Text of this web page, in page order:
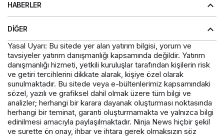
HABERLER
DIĞER
Yasal Uyarı: Bu sitede yer alan yatırım bilgisi, yorum ve
tavsiyeler yatırım danışmanlığı kapsamında değildir. Yatırım
danışmanlığı hizmeti, yetkili kuruluşlar tarafından kişilerin risk
ve getiri tercihlerini dikkate alarak, kişiye özel olarak
sunulmaktadır. Bu sitede veya e-bültenlerimiz kapsamındaki
sözel, yazılı ve grafiksel dahil olmak üzere tüm bilgi ve
analizler; herhangi bir karara dayanak oluşturması noktasında
herhangi bir teminat, garanti oluşturmamakta ve yalnızca bilgi
edinilmesi amacıyla paylaşılmaktadır. Ninja News hiçbir şekil
ve surette ön onay, ihbar ve ihtara gerek olmaksızın söz